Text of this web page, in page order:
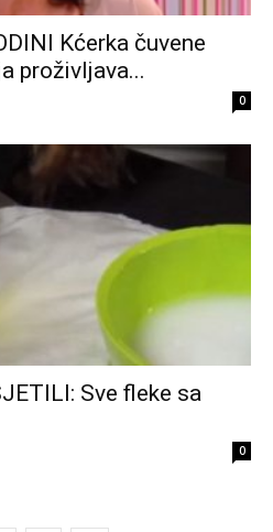
Kćerka čuvene
proživljava...
0
Sve fleke sa
0